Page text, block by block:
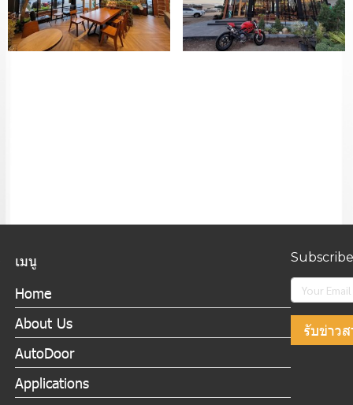
เมนู
Home
About Us
AutoDoor
Applications
Subscribe
รับข่าวส